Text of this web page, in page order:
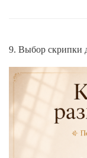
9. Выбор скрипки